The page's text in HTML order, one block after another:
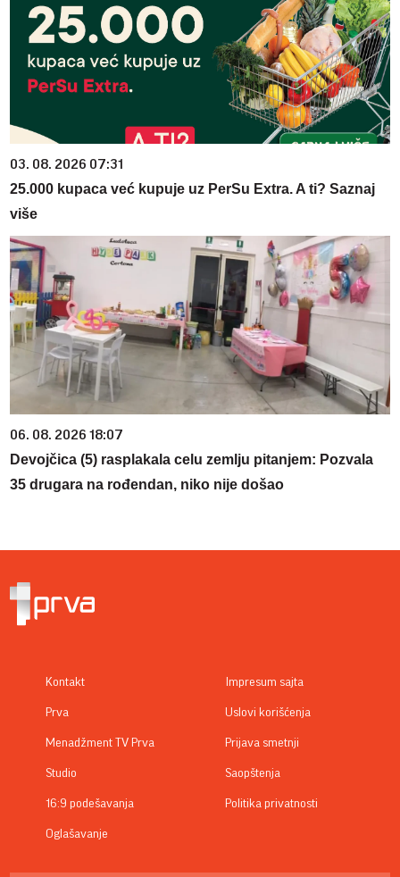
03. 08. 2026 07:31
25.000 kupaca već kupuje uz PerSu Extra. A ti? Saznaj
više
06. 08. 2026 18:07
Devojčica (5) rasplakala celu zemlju pitanjem: Pozvala
35 drugara na rođendan, niko nije došao
Kontakt
Prva
Menadžment TV Prva
Studio
16:9 podešavanja
Oglašavanje
Impresum sajta
Uslovi korišćenja
Prijava smetnji
Saopštenja
Politika privatnosti